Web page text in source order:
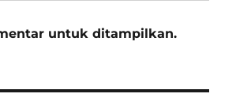
untuk ditampilkan.